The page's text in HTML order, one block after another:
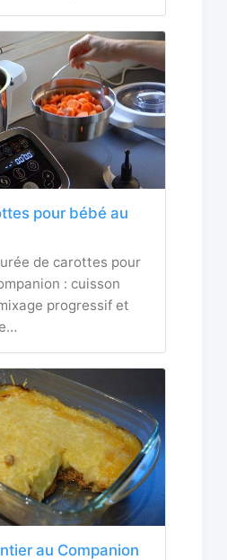
pour bébé au
de carottes pour
: cuisson
progressif et
au Companion